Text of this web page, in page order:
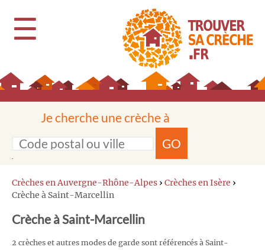
☰
Je cherche une crèche à
GO
Crèches en Auvergne-Rhône-Alpes › Crèches en Isère ›
Crèche à Saint-Marcellin
Crèche à Saint-Marcellin
2 crèches et autres modes de garde sont référencés à Saint-